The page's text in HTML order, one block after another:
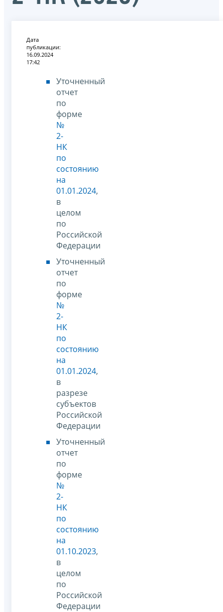
Дата
публикации:
16.09.2024
17:42
Уточненный
отчет
по
форме
№
2-
НК
по
состоянию
на
01.01.2024,
в
целом
по
Российской
Федерации
Уточненный
отчет
по
форме
№
2-
НК
по
состоянию
на
01.01.2024,
в
разрезе
субъектов
Российской
Федерации
Уточненный
отчет
по
форме
№
2-
НК
по
состоянию
на
01.10.2023,
в
целом
по
Российской
Федерации